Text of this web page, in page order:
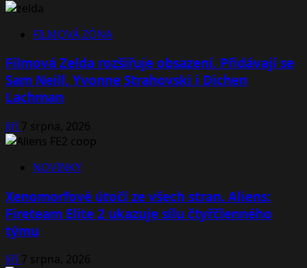
FILMOVÁ ZÓNA
Filmová Zelda rozšiřuje obsazení. Přidávají se
Sam Neill, Yvonne Strahovski i Dichen
Lachman
Jiří7 srpna, 2026
NOVINKY
Xenomorfové útočí ze všech stran. Aliens:
Fireteam Elite 2 ukazuje sílu čtyřčlenného
týmu
Jiří7 srpna, 2026